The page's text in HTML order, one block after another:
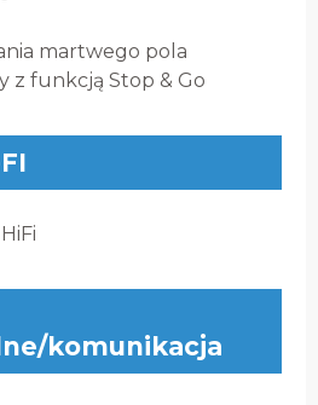
martwego pola
z funkcją Stop & Go
komunikacja